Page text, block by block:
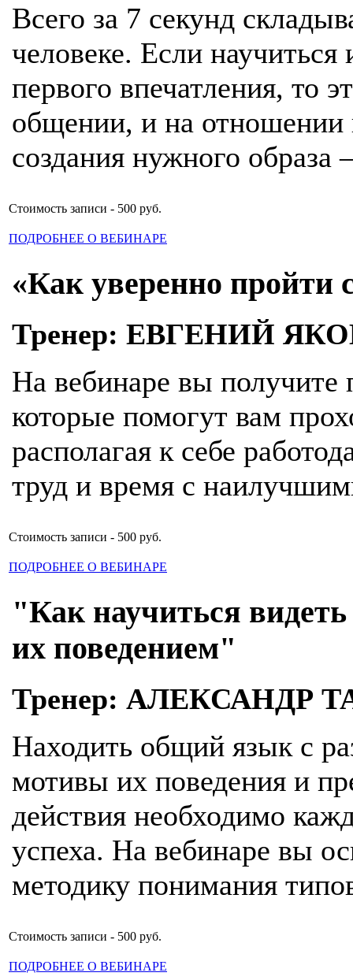
Всего за 7 секунд
человеке. Если научиться
первого впечатления, то
общении, и на
создания нужного
Стоимость записи - 500 руб.
ПОДРОБНЕЕ О ВЕБИНАРЕ
«Как уверенно пройти
Тренер: ЕВГЕНИЙ
На вебинаре вы
которые помогут вам
располагая к себе
труд и время с
Стоимость записи - 500 руб.
ПОДРОБНЕЕ О ВЕБИНАРЕ
"Как научиться
их поведением"
Тренер: АЛЕКСАНДР
Находить общий язык с
мотивы их поведения и
действия необходимо
успеха. На вебинаре вы
методику понимания
Стоимость записи - 500 руб.
ПОДРОБНЕЕ О ВЕБИНАРЕ